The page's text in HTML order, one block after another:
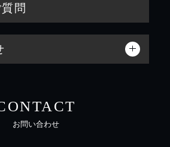
問
お問い合わせ